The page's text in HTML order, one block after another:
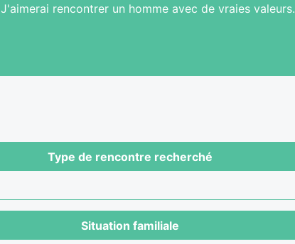
J'aimerai rencontrer un homme avec de vraies valeurs.
Type de rencontre recherché
Situation familiale